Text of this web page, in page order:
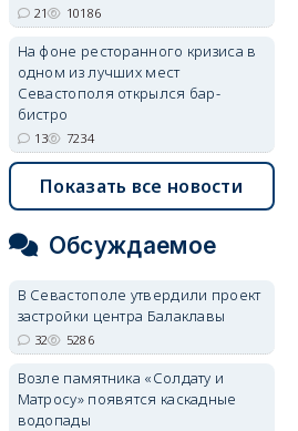
заработать 100 тысяч в
месяц
А где — несоизмеримо меньше.
06/08/2026 10:02 3799
21 10186
На фоне ресторанного кризиса в
одном из лучших мест
Севастополя открылся бар-
бистро
13 7234
Показать все новости
Обсуждаемое
В Севастополе утвердили проект
застройки центра Балаклавы
32 5286
Возле памятника «Солдату и
Матросу» появятся каскадные
водопады